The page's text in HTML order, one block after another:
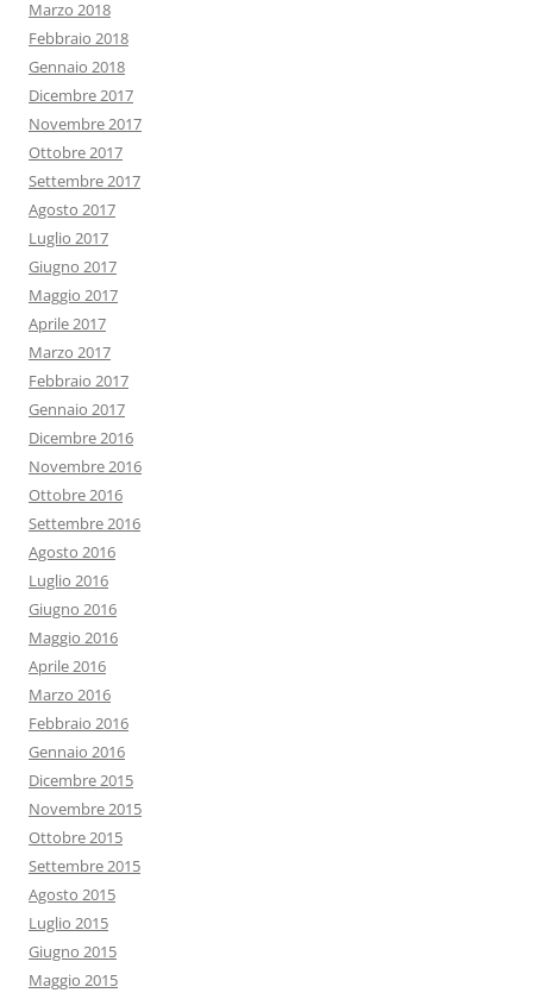
Marzo 2018
Febbraio 2018
Gennaio 2018
Dicembre 2017
Novembre 2017
Ottobre 2017
Settembre 2017
Agosto 2017
Luglio 2017
Giugno 2017
Maggio 2017
Aprile 2017
Marzo 2017
Febbraio 2017
Gennaio 2017
Dicembre 2016
Novembre 2016
Ottobre 2016
Settembre 2016
Agosto 2016
Luglio 2016
Giugno 2016
Maggio 2016
Aprile 2016
Marzo 2016
Febbraio 2016
Gennaio 2016
Dicembre 2015
Novembre 2015
Ottobre 2015
Settembre 2015
Agosto 2015
Luglio 2015
Giugno 2015
Maggio 2015